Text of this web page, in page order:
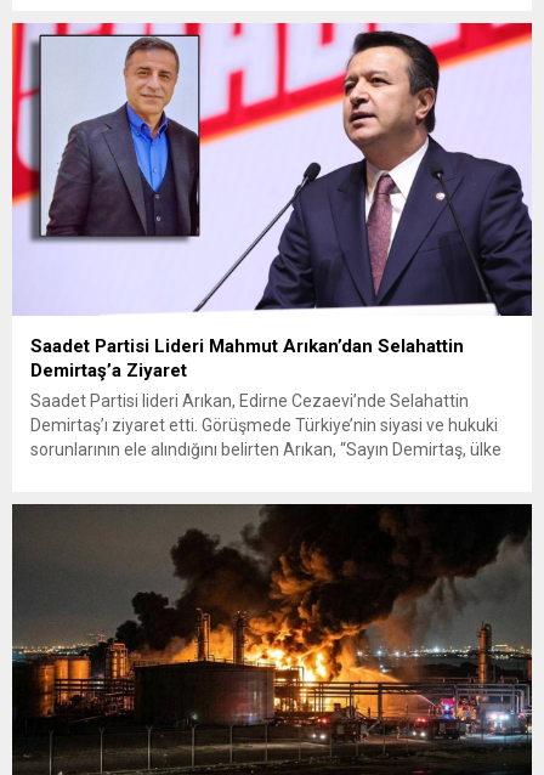
Parlamentosu’nun kararları bağlayıcı nitelikte değildir” dedi.
Yeniden Refah Partisi İstanbul...
Saadet Partisi Lideri Mahmut Arıkan’dan Selahattin
Demirtaş’a Ziyaret
Saadet Partisi lideri Arıkan, Edirne Cezaevi’nde Selahattin
Demirtaş’ı ziyaret etti. Görüşmede Türkiye’nin siyasi ve hukuki
sorunlarının ele alındığını belirten Arıkan, “Sayın Demirtaş, ülke
“Çözüm odaklı yaklaşımlara her zamankinden daha fazla
ihtiyaç var” dedi. Saadet...